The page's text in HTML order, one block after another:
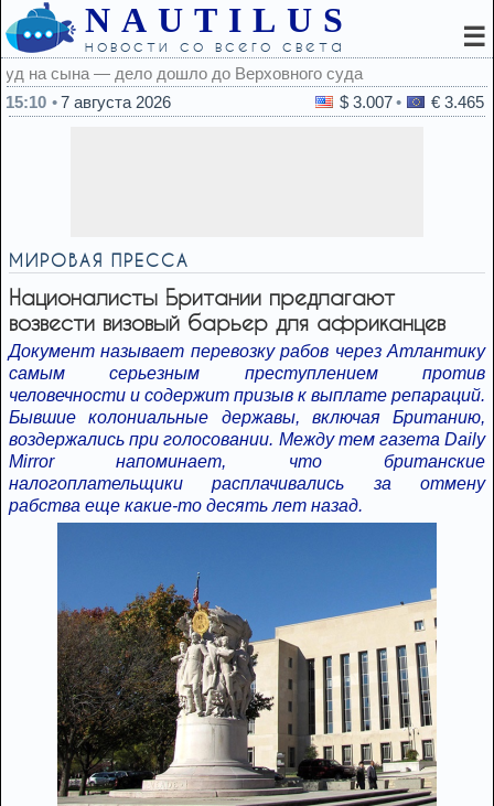
NAUTILUS
новости со всего света ☰
суда
15:10
7 августа 2026 $ 3.007 € 3.465
МИРОВАЯ ПРЕССА
Националисты Британии предлагают
возвести визовый барьер для африканцев
Документ называет перевозку рабов через Атлантику
самым серьезным преступлением против
человечности и содержит призыв к выплате репараций.
Бывшие колониальные державы, включая Британию,
воздержались при голосовании. Между тем газета Daily
Mirror напоминает, что британские
налогоплательщики расплачивались за отмену
рабства еще какие-то десять лет назад.